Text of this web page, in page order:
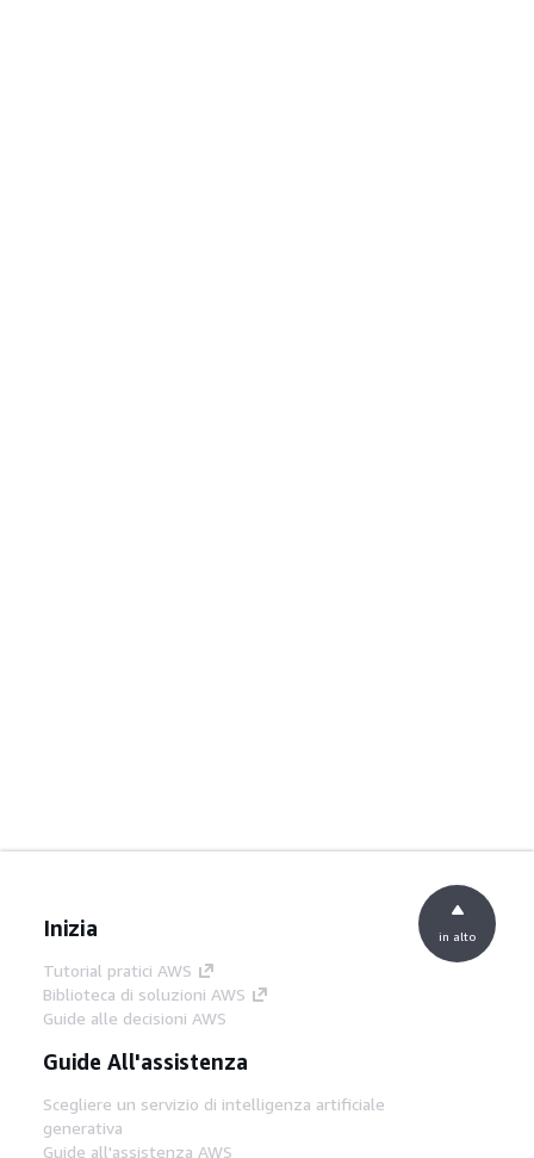
Inizia
Tutorial pratici AWS
Biblioteca di soluzioni AWS
Guide alle decisioni AWS
Guide All'assistenza
Scegliere un servizio di intelligenza artificiale
generativa
Guide all'assistenza AWS
in alto